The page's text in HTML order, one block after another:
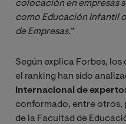
colocación en empresas
como Educación Infantil
de Empresas.”
Según explica Forbes,
el ranking han sido
internacional de
conformado, entre otros,
de la Facultad de